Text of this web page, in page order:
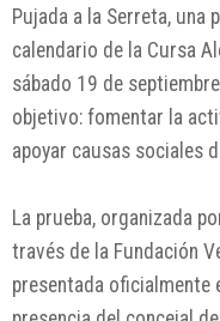
Pujada a la Serreta, una
calendario de la Cursa
sábado 19 de
objetivo: fomentar la
apoyar causas sociales
La prueba, organizada
través de la Fundación
presentada oficialmente